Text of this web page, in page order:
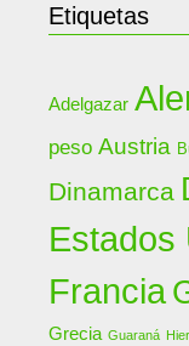
Etiquetas
Adelgazar
peso Austria
Dinamarca
Estados
Francia
Grecia Guaraná